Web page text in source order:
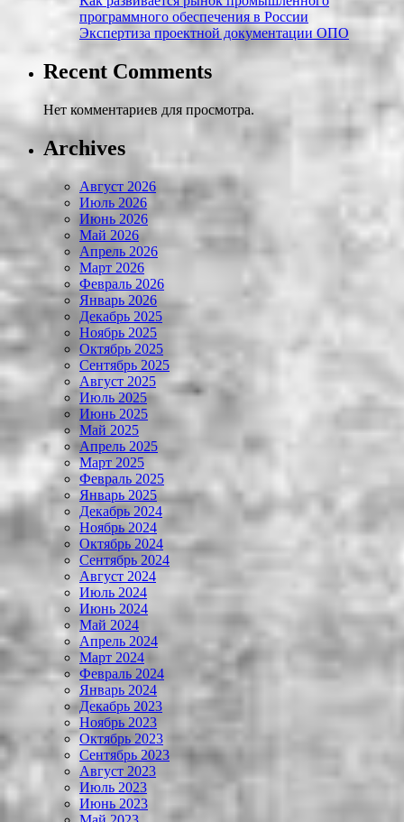
программного обеспечения в России
Экспертиза проектной документации ОПО
Recent Comments
Нет комментариев для просмотра.
Archives
Август 2026
Июль 2026
Июнь 2026
Май 2026
Апрель 2026
Март 2026
Февраль 2026
Январь 2026
Декабрь 2025
Ноябрь 2025
Октябрь 2025
Сентябрь 2025
Август 2025
Июль 2025
Июнь 2025
Май 2025
Апрель 2025
Март 2025
Февраль 2025
Январь 2025
Декабрь 2024
Ноябрь 2024
Октябрь 2024
Сентябрь 2024
Август 2024
Июль 2024
Июнь 2024
Май 2024
Апрель 2024
Март 2024
Февраль 2024
Январь 2024
Декабрь 2023
Ноябрь 2023
Октябрь 2023
Сентябрь 2023
Август 2023
Июль 2023
Июнь 2023